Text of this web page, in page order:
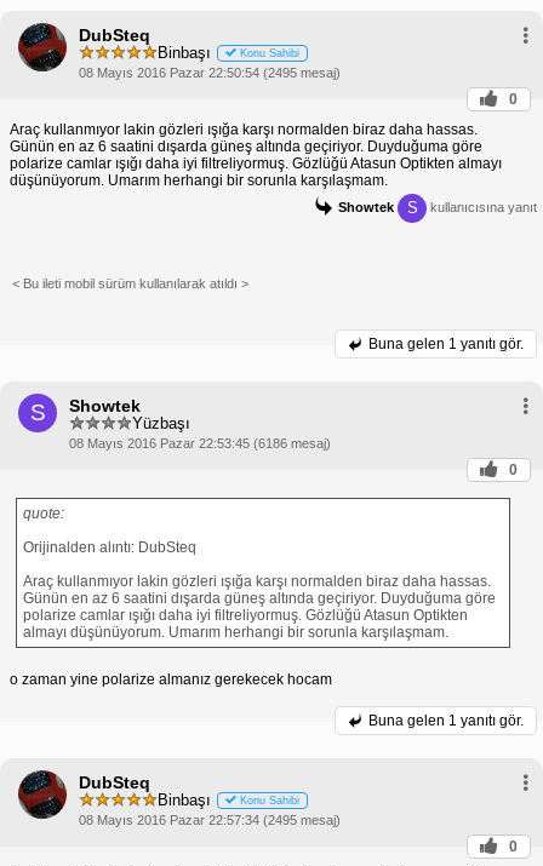
DubSteq
Binbaşı Konu Sahibi
08 Mayıs 2016 Pazar 22:50:54 (2495 mesaj)
0
Araç kullanmıyor lakin gözleri ışığa karşı normalden biraz daha hassas.
Günün en az 6 saatini dışarda güneş altında geçiriyor. Duyduğuma göre
polarize camlar ışığı daha iyi filtreliyormuş. Gözlüğü Atasun Optikten almayı
düşünüyorum. Umarım herhangi bir sorunla karşılaşmam.
Showtek S kullanıcısına yanıt
< Bu ileti mobil sürüm kullanılarak atıldı >
Buna gelen 1 yanıtı gör.
S Showtek
Yüzbaşı
08 Mayıs 2016 Pazar 22:53:45 (6186 mesaj)
0
quote:
Orijinalden alıntı: DubSteq
Araç kullanmıyor lakin gözleri ışığa karşı normalden biraz daha hassas.
Günün en az 6 saatini dışarda güneş altında geçiriyor. Duyduğuma göre
polarize camlar ışığı daha iyi filtreliyormuş. Gözlüğü Atasun Optikten
almayı düşünüyorum. Umarım herhangi bir sorunla karşılaşmam.
o zaman yine polarize almanız gerekecek hocam
Buna gelen 1 yanıtı gör.
DubSteq
Binbaşı Konu Sahibi
08 Mayıs 2016 Pazar 22:57:34 (2495 mesaj)
0